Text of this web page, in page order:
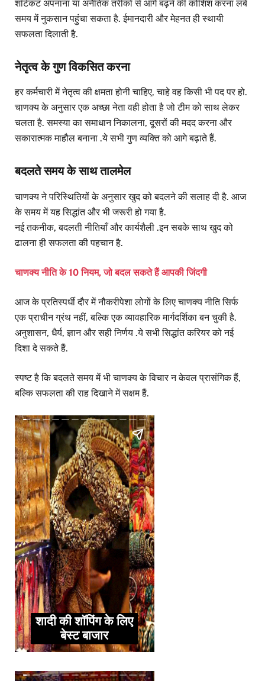
शॉर्टकट अपनाना या अनैतिक तरीकों से आगे बढ़ने की कोशिश करना लंबे
समय में नुकसान पहुंचा सकता है. ईमानदारी और मेहनत ही स्थायी
सफलता दिलाती है.
नेतृत्व के गुण विकसित करना
हर कर्मचारी में नेतृत्व की क्षमता होनी चाहिए, चाहे वह किसी भी पद पर हो.
चाणक्य के अनुसार एक अच्छा नेता वही होता है जो टीम को साथ लेकर
चलता है. समस्या का समाधान निकालना, दूसरों की मदद करना और
सकारात्मक माहौल बनाना .ये सभी गुण व्यक्ति को आगे बढ़ाते हैं.
बदलते समय के साथ तालमेल
चाणक्य ने परिस्थितियों के अनुसार खुद को बदलने की सलाह दी है. आज
के समय में यह सिद्धांत और भी जरूरी हो गया है.
नई तकनीक, बदलती नीतियाँ और कार्यशैली .इन सबके साथ खुद को
ढालना ही सफलता की पहचान है.
चाणक्य नीति के 10 नियम, जो बदल सकते हैं आपकी जिंदगी
आज के प्रतिस्पर्धी दौर में नौकरीपेशा लोगों के लिए चाणक्य नीति सिर्फ
एक प्राचीन ग्रंथ नहीं, बल्कि एक व्यावहारिक मार्गदर्शिका बन चुकी है.
अनुशासन, धैर्य, ज्ञान और सही निर्णय .ये सभी सिद्धांत करियर को नई
दिशा दे सकते हैं.
स्पष्ट है कि बदलते समय में भी चाणक्य के विचार न केवल प्रासंगिक हैं,
बल्कि सफलता की राह दिखाने में सक्षम हैं.